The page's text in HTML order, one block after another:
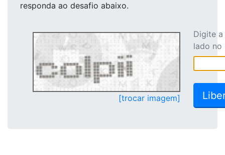
responda ao desafio abaixo.
[trocar imagem]
Digite
lado no